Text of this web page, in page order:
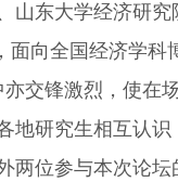
山东大学经济研
面向全国经济学
交锋激烈，使在
研究生相互认识
两位参与本次论